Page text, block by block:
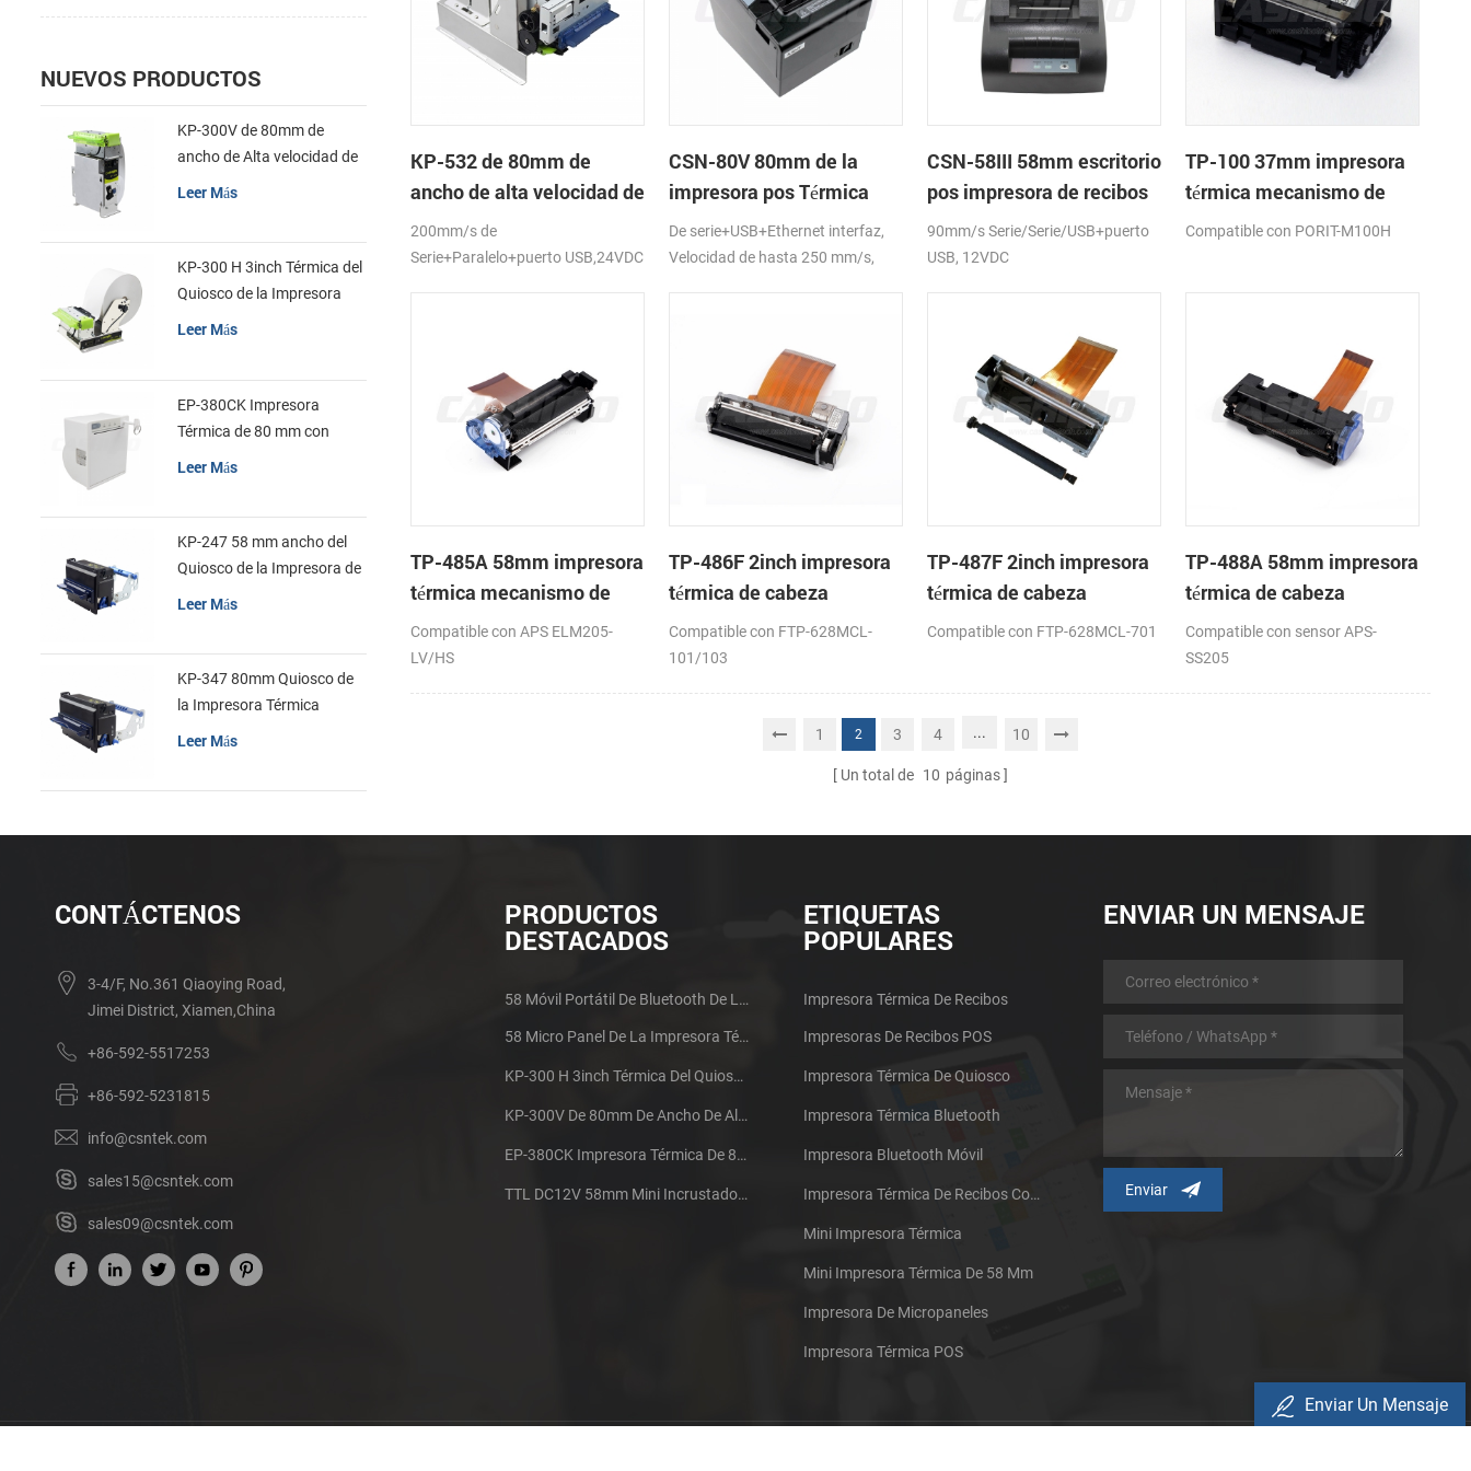
KP-532 de 80mm de
ancho de alta velocidad de
la impresora térmica del
quiosco
200mm/s de
Serie+Paralelo+puerto USB,24VDC
CSN-80V 80mm de la
impresora pos Térmica
De serie+USB+Ethernet interfaz,
Velocidad de hasta 250 mm/s,
CSN-58III 58mm escritorio
pos impresora de recibos
térmica
90mm/s Serie/Serie/USB+puerto
USB, 12VDC
TP-100 37mm impresora
térmica mecanismo de
Compatible con PORIT-M100H
TP-485A 58mm impresora
térmica mecanismo de
Compatible con APS ELM205-
LV/HS
TP-486F 2inch impresora
térmica de cabeza
Compatible con FTP-628MCL-
101/103
TP-487F 2inch impresora
térmica de cabeza
Compatible con FTP-628MCL-701
TP-488A 58mm impresora
térmica de cabeza
Compatible con sensor APS-
SS205
1 2 3 4 ... 10
Un total de 10 páginas
NUEVOS PRODUCTOS
KP-300V de 80mm de
ancho de Alta velocidad de
la Impresora Térmica del
Leer Más
KP-300 H 3inch Térmica del
Quiosco de la Impresora
Módulo de
Leer Más
EP-380CK Impresora
Térmica de 80 mm con
Leer Más
KP-247 58 mm ancho del
Quiosco de la Impresora de
Leer Más
KP-347 80mm Quiosco de
la Impresora Térmica
Leer Más
CONTÁCTENOS
3-4/F, No.361 Qiaoying Road,
Jimei District, Xiamen,China
+86-592-5517253
+86-592-5231815
info@csntek.com
sales15@csntek.com
sales09@csntek.com
PRODUCTOS
DESTACADOS
58 Móvil Portátil De Bluetooth De La Impresora Térmica De PTP-II
58 Micro Panel De La Impresora Térmica De Recibos CSN-A1
KP-300 H 3inch Térmica Del Quiosco De La Impresora Módulo De
KP-300V De 80mm De Ancho De Alta Velocidad De La Impresora Térmica Del Quiosco
EP-380CK Impresora Térmica De 80 Mm Con Bloqueo De La Tapa
TTL DC12V 58mm Mini Incrustado Taxi De La Impresora Térmica De Recibos
ETIQUETAS
POPULARES
Impresora Térmica De Recibos
Impresoras De Recibos POS
Impresora Térmica De Quiosco
Impresora Térmica Bluetooth
Impresora Bluetooth Móvil
Impresora Térmica De Recibos Con Micropanel.
Mini Impresora Térmica
Mini Impresora Térmica De 58 Mm
Impresora De Micropaneles
Impresora Térmica POS
ENVIAR UN MENSAJE
Enviar Un Mensaje